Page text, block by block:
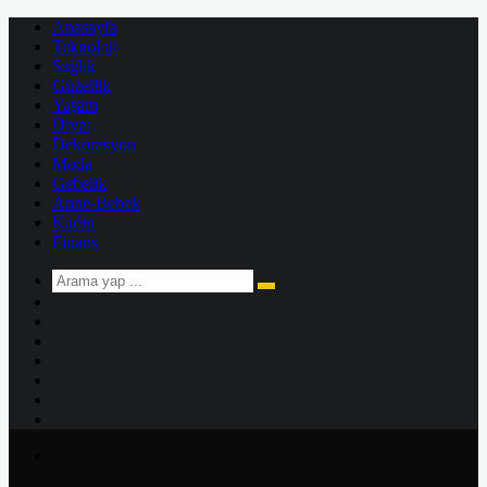
Anasayfa
Teknoloji
Sağlık
Güzellik
Yaşam
Diyet
Dekorasyon
Moda
Gebelik
Anne-Bebek
Kadın
Finans
Arama